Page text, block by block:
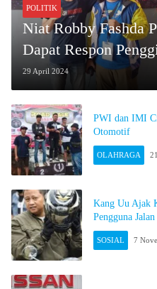
POLITIK
Niat Robby Fashda
Dapat Respon
29 April 2024
PWI dan IMI
Otomotif
OLAHRAGA
Kang Uu Ajak
Pengguna
SOSIAL 7